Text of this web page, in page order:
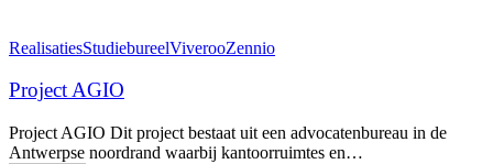
Project
RealisatiesStudiebureelViverooZennio
Project AGIO
Project AGIO Dit project bestaat uit een advocatenbureau in de
Antwerpse noordrand waarbij kantoorruimtes en…